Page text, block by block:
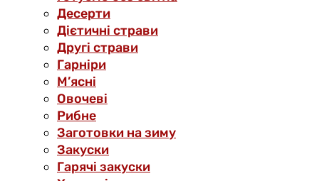
Десерти
Дієтичні страви
Другі страви
Гарніри
М’ясні
Овочеві
Рибне
Заготовки на зиму
Закуски
Гарячі закуски